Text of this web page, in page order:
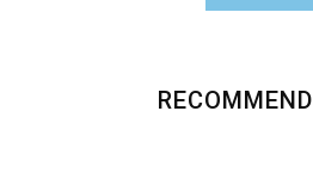
RECOMMEND